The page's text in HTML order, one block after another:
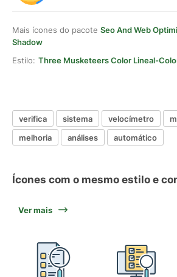
Mais ícones do pacote Seo And Web
Shadow
Estilo: Three Musketeers Color Lineal-
verifica sistema velocímetro
melhoria
análises automático
Ícones com o mesmo estilo e
Ver mais